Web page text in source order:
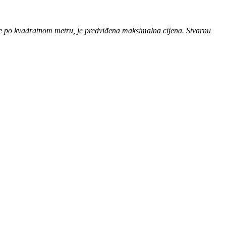
kvadratnom metru, je predviđena maksimalna cijena. Stvarnu